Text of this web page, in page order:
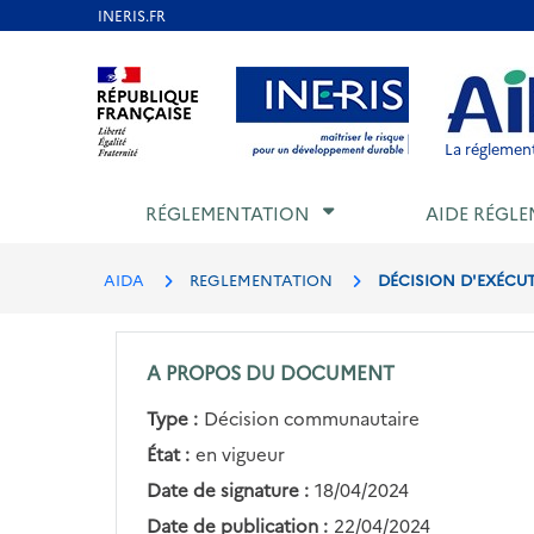
Aller au contenu Aller au menu Aller au
La
RÉGLEMENTATION AIDE
AIDA REGLEMENTATION DÉCISION
A PROPOS DU DOCUMENT
Type : Décision communautaire
État : en vigueur
Date de signature : 18/04/2024
Date de publication : 22/04/2024